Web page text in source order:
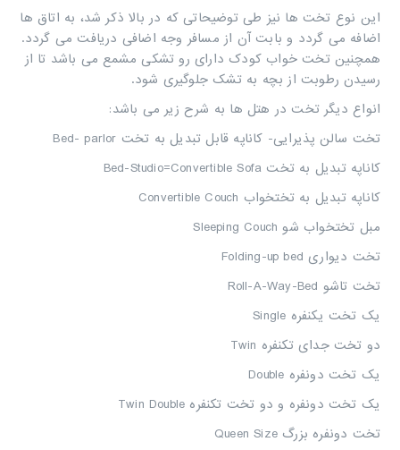
این نوع تخت ها نیز طی توضیحاتی که در بالا ذکر شد، به اتاق ها
اضافه می گردد و بابت آن از مسافر وجه اضافی دریافت می گردد.
همچنین تخت خواب کودک دارای رو تشکی مشمع می باشد تا از
رسیدن رطوبت از بچه به تشک جلوگیری شود.
انواع دیگر تخت در هتل ها به شرح زیر می باشد:
تخت سالن پذیرایى- کاناپه قابل تبدیل به تخت Bed- parlor
کاناپه تبدیل به تخت Bed-Studio=Convertible Sofa
کاناپه تبدیل به تختخواب Convertible Couch
مبل تختخواب شو Sleeping Couch
تخت دیوارى Folding-up bed
تخت تاشو Roll-A-Way-Bed
یک تخت یکنفره Single
دو تخت جداى تکنفره Twin
یک تخت دونفره Double
یک تخت دونفره و دو تخت تکنفره Twin Double
تخت دونفره بزرگ Queen Size